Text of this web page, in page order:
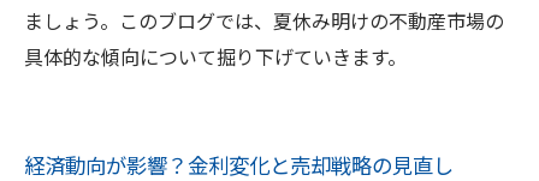
ましょう。このブログでは、夏休み明けの不動産市場の
具体的な傾向について掘り下げていきます。
経済動向が影響？金利変化と売却戦略の見直し